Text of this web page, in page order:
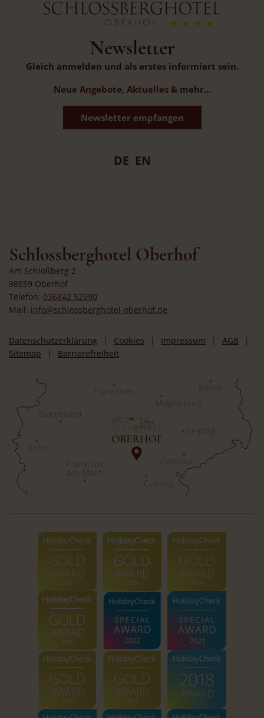
Newsletter
Gleich anmelden und als erstes informiert sein.
Neue Angebote, Aktuelles & mehr...
Newsletter empfangen
DE EN
Schlossberghotel Oberhof
Am Schloßberg 2
98559 Oberhof
Telefon: 036842 52990
Mail: info@schlossberghotel-oberhof.de
Datenschutzerklärung Cookies Impressum
AGB
Sitemap
Barrierefreiheit